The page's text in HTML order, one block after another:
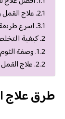
علاج
اسرع
كيفية
وصفة الثوم
علاج القمل
طرق علاج